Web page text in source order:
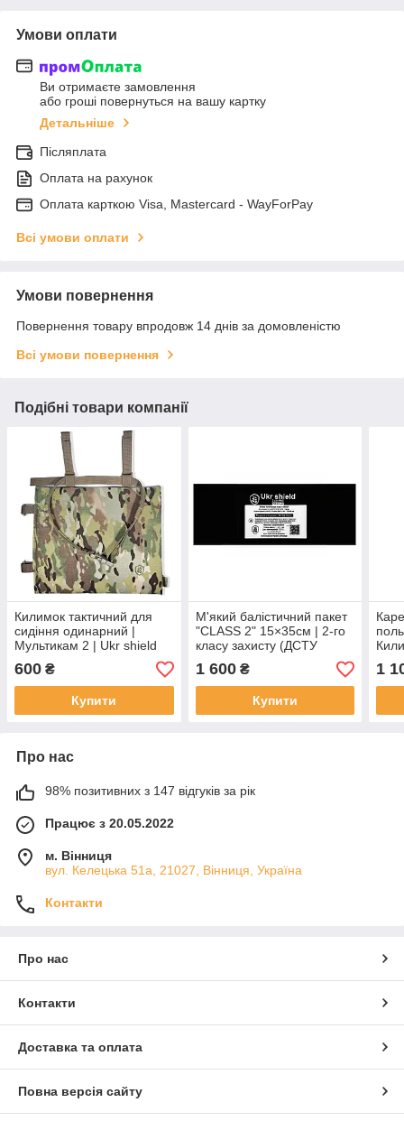
Умови оплати
Ви отримаєте замовлення
або гроші повернуться на вашу картку
Детальніше
Післяплата
Оплата на рахунок
Оплата карткою Visa, Mastercard - WayForPay
Всі умови оплати
Умови повернення
Повернення товару впродовж 14 днів за домовленістю
Всі умови повернення
Подібні товари компанії
Килимок тактичний для
сидіння одинарний |
Мультикам 2 | Ukr shield
600 ₴
Купити
М'який балістичний пакет
"CLASS 2" 15×35см | 2-го
класу захисту (ДСТУ
1 600₴
Купити
1
Про нас
98% позитивних з 147 відгуків за рік
Працює з 20.05.2022
м. Вінниця
вул. Келецька 51а, 21027, Вінниця, Україна
Контакти
Про нас
Контакти
Доставка та оплата
Повна версія сайту